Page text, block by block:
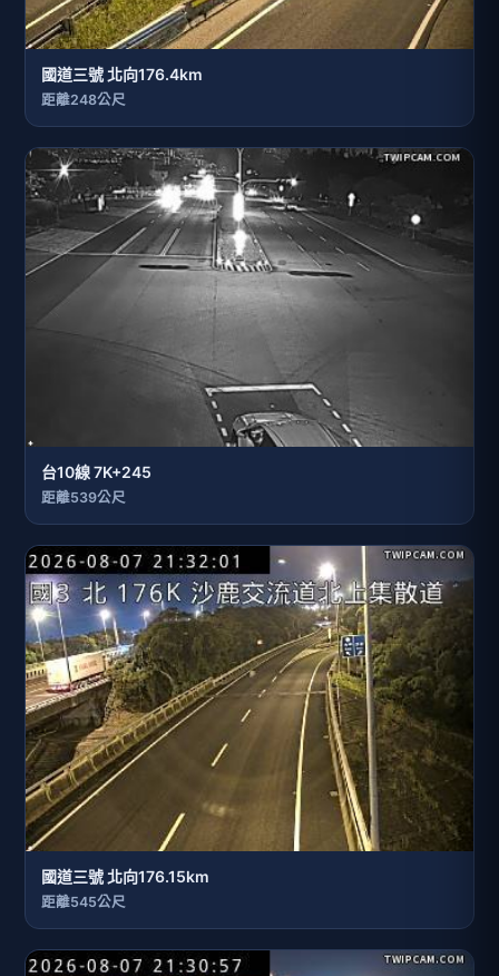
國道三號 北向176.4km
距離248公尺
台10線 7K+245
距離539公尺
國道三號 北向176.15km
距離545公尺